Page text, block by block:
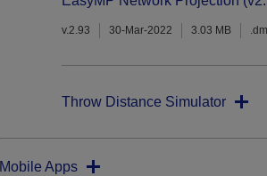
v.2.93 30-Mar-2022 3.03 MB
Throw Distance Simulator
Mobile Apps